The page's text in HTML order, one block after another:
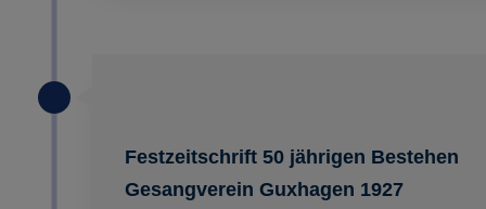
Festzeitschrift 50 jährigen Bestehen
Gesangverein Guxhagen 1927